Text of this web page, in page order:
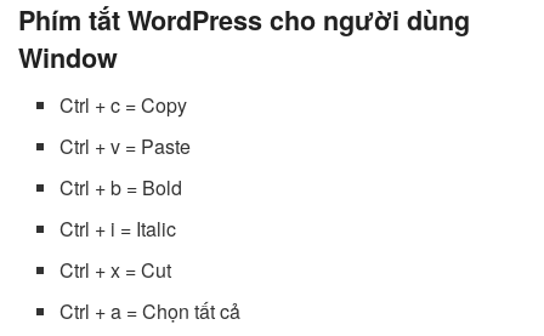
Phím tắt WordPress cho người dùng
Window
Ctrl + c = Copy
Ctrl + v = Paste
Ctrl + b = Bold
Ctrl + i = Italic
Ctrl + x = Cut
Ctrl + a = Chọn tất cả